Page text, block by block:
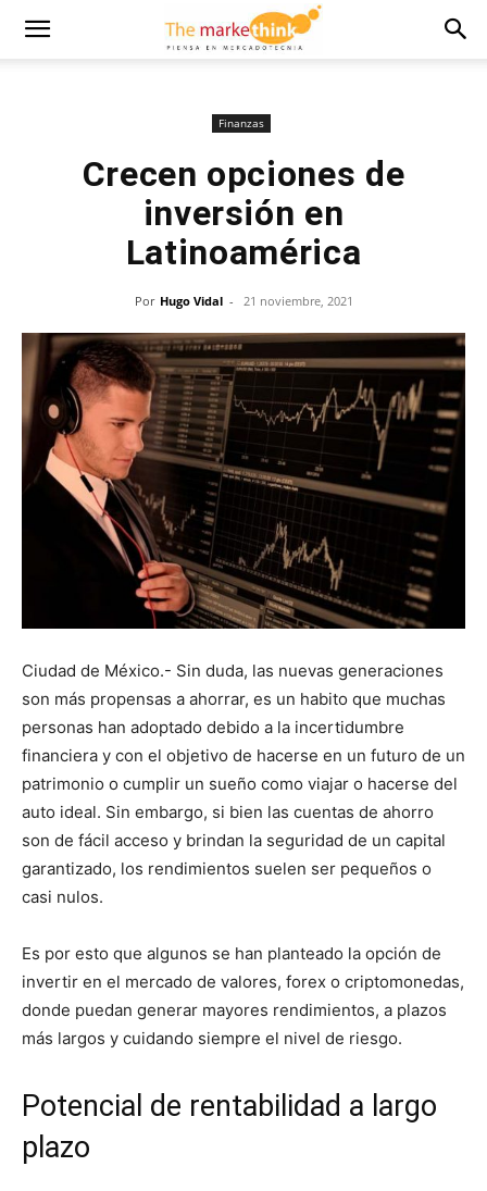
Finanzas
Crecen opciones de
inversión en
Latinoamérica
Por Hugo Vidal - 21 noviembre, 2021
Ciudad de México.- Sin duda, las nuevas generaciones
son más propensas a ahorrar, es un habito que muchas
personas han adoptado debido a la incertidumbre
financiera y con el objetivo de hacerse en un futuro de un
patrimonio o cumplir un sueño como viajar o hacerse del
auto ideal. Sin embargo, si bien las cuentas de ahorro
son de fácil acceso y brindan la seguridad de un capital
garantizado, los rendimientos suelen ser pequeños o
casi nulos.
Es por esto que algunos se han planteado la opción de
invertir en el mercado de valores, forex o criptomonedas,
donde puedan generar mayores rendimientos, a plazos
más largos y cuidando siempre el nivel de riesgo.
Potencial de rentabilidad a largo
plazo